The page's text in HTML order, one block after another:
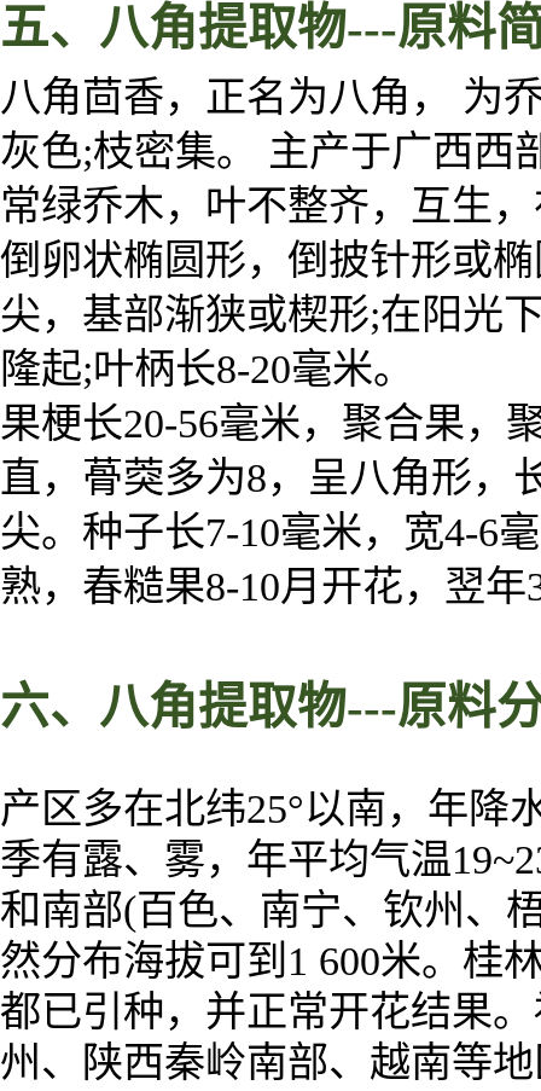
五、 八角提取物---原料
八角茴香，正名为八角， 为
灰色;枝密集。 主产于广西西
常绿乔木，叶不整齐，互生
倒卵状椭圆形，倒披针形或
尖，基部渐狭或楔形;在阳光
隆起;叶柄长8-20毫米。
果梗长20-56毫米，聚合果，
直，蓇葖多为8，呈八角形，
尖。种子长7-10毫米，宽4-6
熟，春糙果8-10月开花，翌年
六、 八角提取物---原料
产区多在北纬25°以南，年降
季有露、雾，年平均气温
和南部(百色、南宁、钦州、
然分布海拔可到1 600米。桂
都已引种，并正常开花结果
州、陕西秦岭南部、越南等